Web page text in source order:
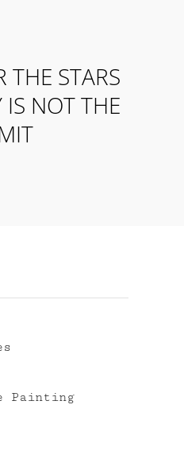
THE STARS
IS NOT THE
Painting